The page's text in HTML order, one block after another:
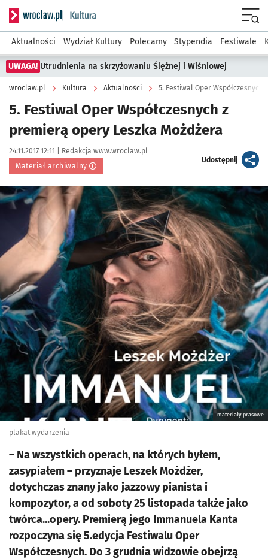
Serwis informacyjny wroclaw.pl podserwis: Kultura
Aktualności Wydział Kultury Polecamy Stypendia Festiwale
UWAGA! Utrudnienia na skrzyżowaniu Ślężnej i Wiśniowej
wroclaw.pl Kultura Aktualności 5. Festiwal Oper
5. Festiwal Oper Współczesnych z
premierą opery Leszka Możdżera
Data publikacji:
24.11.2017 12:11 | Autor:
Redakcja www.wroclaw.pl
Materiał archiwalny
Udostępnijartykuł
Kliknij, aby powiększyć
materiały prasowe
plakat wydarzenia
– Na wszystkich operach, na których byłem,
zasypiałem – przyznaje Leszek Możdżer,
dotychczas znany jako jazzowy pianista i
kompozytor, a od soboty 25 listopada także jako
twórca...opery. Premierą jego Immanuela Kanta
rozpoczyna się 5.edycja Festiwalu Oper
Współczesnych. Do 3 grudnia widzowie obejrzą